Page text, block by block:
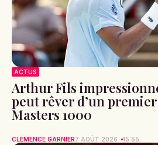
ACTUS
Arthur Fils
peut rêver d’un
Masters 1000
CLÉMENCE GARNIER7 AOÛT 2026 15:55